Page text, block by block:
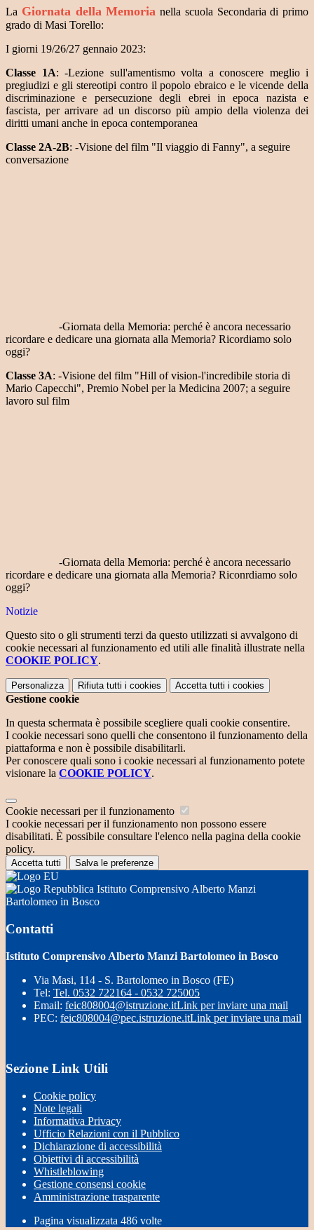
La Giornata della Memoria nella scuola Secondaria di primo
grado di Masi Torello:
I giorni 19/26/27 gennaio 2023:
Classe 1A: -Lezione sull'amentismo volta a conoscere meglio i
pregiudizi e gli stereotipi contro il popolo ebraico e le vicende della
discriminazione e persecuzione degli ebrei in epoca nazista e
fascista, per arrivare ad un discorso più ampio della violenza dei
diritti umani anche in epoca contemporanea
Classe 2A-2B: -Visione del film "Il viaggio di Fanny", a seguire
conversazione
-Giornata della Memoria: perché è ancora necessario
ricordare e dedicare una giornata alla Memoria? Ricordiamo solo
oggi?
Classe 3A: -Visione del film "Hill of vision-l'incredibile storia di
Mario Capecchi", Premio Nobel per la Medicina 2007; a seguire
lavoro sul film
-Giornata della Memoria: perché è ancora necessario
ricordare e dedicare una giornata alla Memoria? Riconrdiamo solo
oggi?
Notizie
Questo sito o gli strumenti terzi da questo utilizzati si avvalgono di
cookie necessari al funzionamento ed utili alle finalità illustrate nella
COOKIE POLICY.
Personalizza Rifiuta tutti i cookies Accetta tutti i cookies
Gestione cookie
In questa schermata è possibile scegliere quali cookie consentire.
I cookie necessari sono quelli che consentono il funzionamento della
piattaforma e non è possibile disabilitarli.
Per conoscere quali sono i cookie necessari al funzionamento potete
visionare la COOKIE POLICY.
Cookie necessari per il funzionamento
I cookie necessari per il funzionamento non possono essere
disabilitati. È possibile consultare l'elenco nella pagina della cookie
policy.
Accetta tutti Salva le preferenze
Istituto Comprensivo Alberto Manzi
Bartolomeo in Bosco
Contatti
Istituto Comprensivo Alberto Manzi Bartolomeo in Bosco
Via Masi, 114 - S. Bartolomeo in Bosco (FE)
Tel: Tel. 0532 722164 - 0532 725005
Email: feic808004@istruzione.itLink per inviare una mail
PEC: feic808004@pec.istruzione.itLink per inviare una mail
Sezione Link Utili
Cookie policy
Note legali
Informativa Privacy
Ufficio Relazioni con il Pubblico
Dichiarazione di accessibilità
Obiettivi di accessibilità
Whistleblowing
Gestione consensi cookie
Amministrazione trasparente
Pagina visualizzata 486 volte